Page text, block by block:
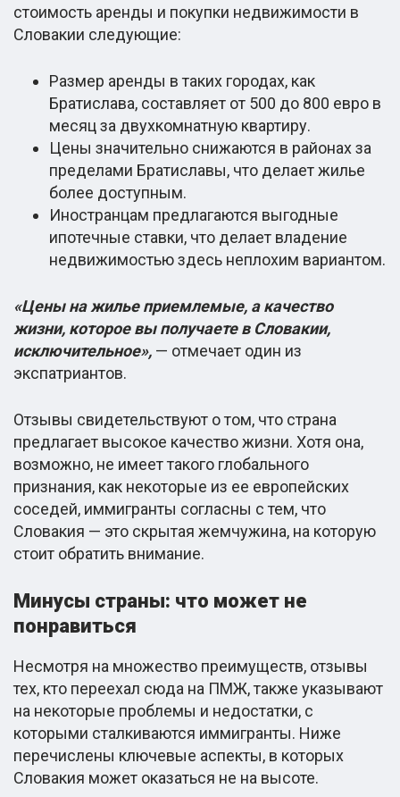
стоимость аренды и покупки недвижимости в
Словакии следующие:
Размер аренды в таких городах, как
Братислава, составляет от 500 до 800 евро в
месяц за двухкомнатную квартиру.
Цены значительно снижаются в районах за
пределами Братиславы, что делает жилье
более доступным.
Иностранцам предлагаются выгодные
ипотечные ставки, что делает владение
недвижимостью здесь неплохим вариантом.
«Цены на жилье приемлемые, а качество
жизни, которое вы получаете в Словакии,
исключительное», — отмечает один из
экспатриантов.
Отзывы свидетельствуют о том, что страна
предлагает высокое качество жизни. Хотя она,
возможно, не имеет такого глобального
признания, как некоторые из ее европейских
соседей, иммигранты согласны с тем, что
Словакия — это скрытая жемчужина, на которую
стоит обратить внимание.
Минусы страны: что может не
понравиться
Несмотря на множество преимуществ, отзывы
тех, кто переехал сюда на ПМЖ, также указывают
на некоторые проблемы и недостатки, с
которыми сталкиваются иммигранты. Ниже
перечислены ключевые аспекты, в которых
Словакия может оказаться не на высоте.